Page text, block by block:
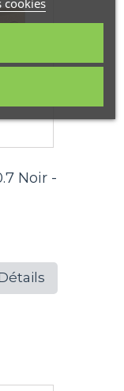
Noir -
cookies